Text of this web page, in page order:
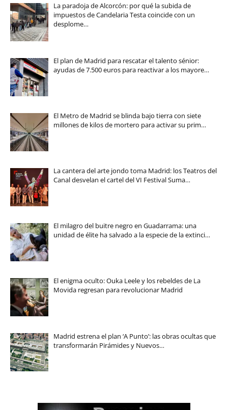
La paradoja de Alcorcón: por qué la subida de
impuestos de Candelaria Testa coincide con un
desplome…
El plan de Madrid para rescatar el talento sénior:
ayudas de 7.500 euros para reactivar a los mayore…
El Metro de Madrid se blinda bajo tierra con siete
millones de kilos de mortero para activar su prim…
La cantera del arte jondo toma Madrid: los Teatros del
Canal desvelan el cartel del VI Festival Suma…
El milagro del buitre negro en Guadarrama: una
unidad de élite ha salvado a la especie de la extinci…
El enigma oculto: Ouka Leele y los rebeldes de La
Movida regresan para revolucionar Madrid
Madrid estrena el plan ‘A Punto’: las obras ocultas que
transformarán Pirámides y Nuevos…